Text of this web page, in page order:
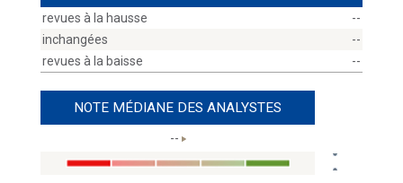
revues à la hausse
--
inchangées
--
revues à la baisse
--
NOTE MÉDIANE DES ANALYSTES
--